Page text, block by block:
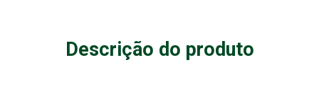
Descrição do produto